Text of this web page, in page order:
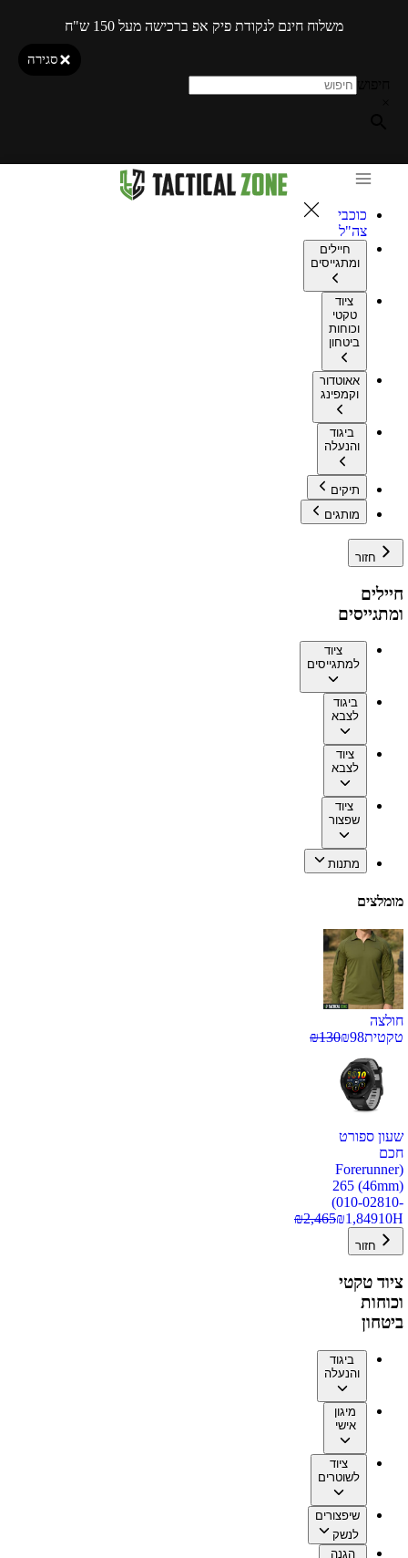
משלוח חינם לנקודת פיק אפ ברכישה מעל 150 ש"ח
סגירה
כוכבי
צה"ל
חיילים
ומתגייסים
ציוד
טקטי
וכוחות
ביטחון
אאוטדור
וקמפינג
ביגוד
והנעלה
תיקים
מותגים
חזור
חיילים
ומתגייסים
ציוד
למתגייסים
ביגוד
לצבא
ציוד
לצבא
ציוד
שפצור
מתנות
מומלצים
חולצה
טקטית
₪98
₪130
שעון ספורט
חכם
(Forerunner
265 (46mm)
(010-02810-
10H
₪1,849
₪2,465
חזור
ציוד טקטי
וכוחות
ביטחון
ביגוד
והנעלה
מיגון
אישי
ציוד
לשוטרים
שיפצורים
לנשק
הגנה